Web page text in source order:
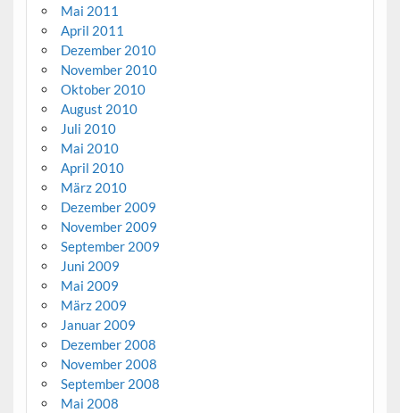
Mai 2011
April 2011
Dezember 2010
November 2010
Oktober 2010
August 2010
Juli 2010
Mai 2010
April 2010
März 2010
Dezember 2009
November 2009
September 2009
Juni 2009
Mai 2009
März 2009
Januar 2009
Dezember 2008
November 2008
September 2008
Mai 2008